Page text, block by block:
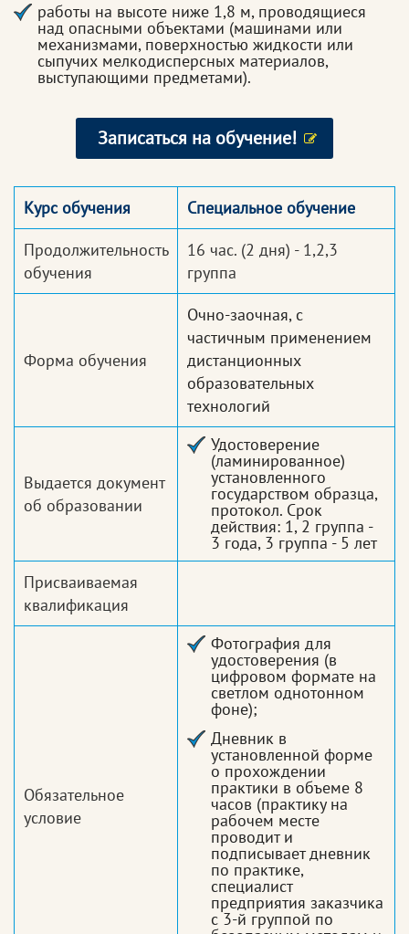
работы на высоте ниже 1,8 м, проводящиеся
над опасными объектами (машинами или
механизмами, поверхностью жидкости или
сыпучих мелкодисперсных материалов,
выступающими предметами).
Записаться на обучение!
Курс обучения
Специальное обучение
Продолжительность
обучения
16 час. (2 дня) - 1,2,3
группа
Форма обучения
Очно-заочная, с
частичным применением
дистанционных
образовательных
технологий
Выдается документ
об образовании
Удостоверение
(ламинированное)
установленного
государством образца,
протокол. Срок
действия: 1, 2 группа -
3 года, 3 группа - 5 лет
Присваиваемая
квалификация
Обязательное
условие
Фотография для
удостоверения (в
цифровом формате на
светлом однотонном
фоне);
Дневник в
установленной форме
о прохождении
практики в объеме 8
часов (практику на
рабочем месте
проводит и
подписывает дневник
по практике,
специалист
предприятия заказчика
с 3-й группой по